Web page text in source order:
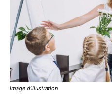
image d’illustration